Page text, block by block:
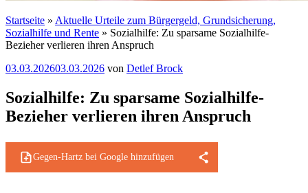
Startseite » Aktuelle Urteile zum Bürgergeld, Grundsicherung,
Sozialhilfe und Rente » Sozialhilfe: Zu sparsame Sozialhilfe-
Bezieher verlieren ihren Anspruch
Veröffentlicht
03.03.202603.03.2026 von Detlef Brock
Sozialhilfe: Zu sparsame Sozialhilfe-
Bezieher verlieren ihren Anspruch
Gegen-Hartz bei Google hinzufügen